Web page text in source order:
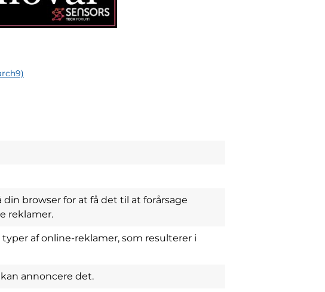
browser for at få det til at forårsage
reklamer.
af online-reklamer, som resulterer i
annoncere det.